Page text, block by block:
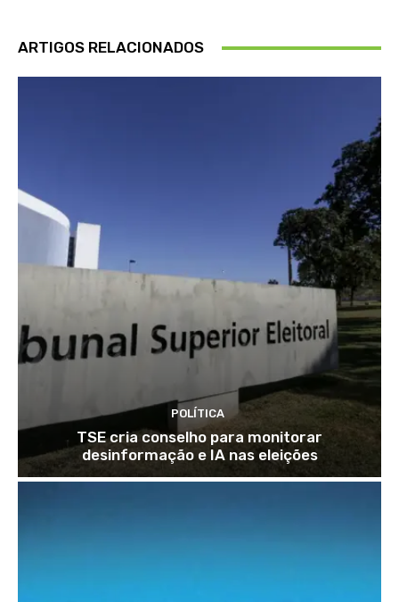
ARTIGOS RELACIONADOS
POLÍTICA
TSE cria conselho para monitorar
desinformação e IA nas eleições